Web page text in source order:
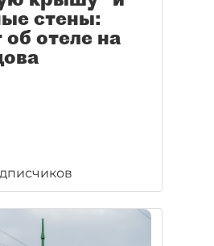
стены:
об отеле на